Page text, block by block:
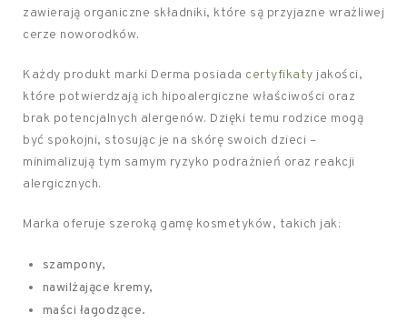
zawierają organiczne składniki, które są przyjazne wrażliwej
cerze noworodków.
Każdy produkt marki Derma posiada certyfikaty jakości,
które potwierdzają ich hipoalergiczne właściwości oraz
brak potencjalnych alergenów. Dzięki temu rodzice mogą
być spokojni, stosując je na skórę swoich dzieci –
minimalizują tym samym ryzyko podrażnień oraz reakcji
alergicznych.
Marka oferuje szeroką gamę kosmetyków, takich jak:
szampony,
nawilżające kremy,
maści łagodzące.